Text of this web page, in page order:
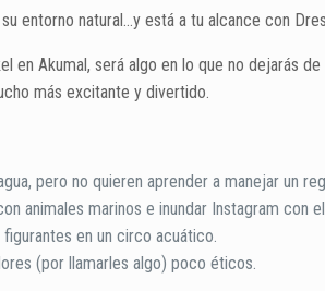
entorno natural…y está a tu alcance con
en Akumal, será algo en lo que no dejarás
más excitante y divertido.
pero no quieren aprender a manejar un
animales marinos e inundar Instagram con
en un circo acuático.
(por llamarles algo) poco éticos.